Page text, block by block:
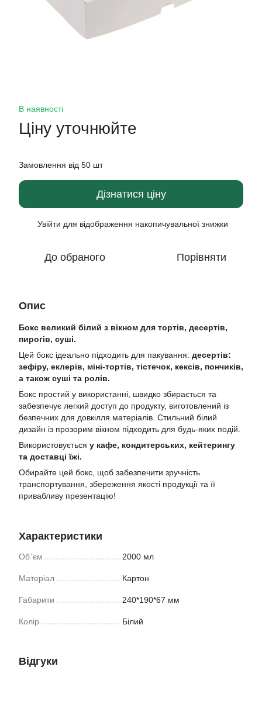
В наявності
Ціну уточнюйте
Замовлення від 50 шт
Дізнатися ціну
Увійти для відображення накопичувальної знижки
До обраного Порівняти
Опис
Бокс великий білий з вікном для тортів, десертів,
пирогів, суші.
Цей бокс ідеально підходить для пакування: десертів:
зефіру, еклерів, міні-тортів, тістечок, кексів, пончиків,
а також суші та ролів.
Бокс простий у використанні, швидко збирається та
забезпечує легкий доступ до продукту, виготовлений із
безпечних для довкілля матеріалів. Стильний білий
дизайн із прозорим вікном підходить для будь-яких подій.
Використовується у кафе, кондитерських, кейтерингу
та доставці їжі.
Обирайте цей бокс, щоб забезпечити зручність
транспортування, збереження якості продукції та її
привабливу презентацію!
Характеристики
Об`єм 2000 мл
Матеріал Картон
Габарити 240*190*67 мм
Колір Білий
Відгуки